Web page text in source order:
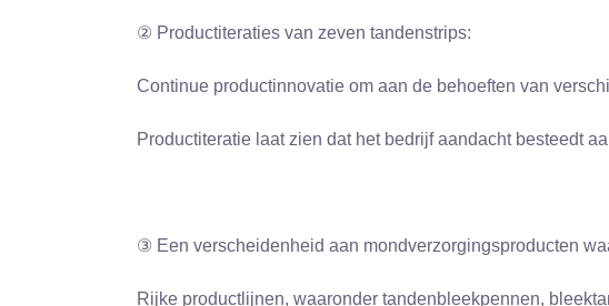
② Productiteraties van zeven tandenstrips:
Continue productinnovatie om aan de behoeften van
Productiteratie laat zien dat het bedrijf aandacht besteedt
③ Een verscheidenheid aan mondverzorgingsproducten
Rijke productlijnen, waaronder tandenbleekpennen,